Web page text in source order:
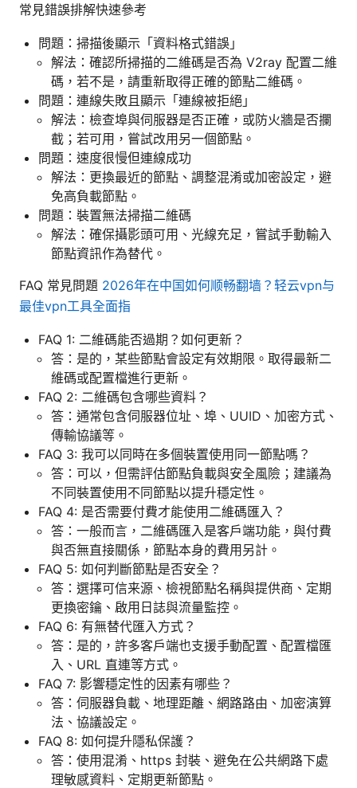
常見錯誤排解快速參考
問題：掃描後顯示「資料格式錯誤」
解法：確認所掃描的二維碼是否為 V2ray 配置二維
碼，若不是，請重新取得正確的節點二維碼。
問題：連線失敗且顯示「連線被拒絕」
解法：檢查埠與伺服器是否正確，或防火牆是否攔
截；若可用，嘗試改用另一個節點。
問題：速度很慢但連線成功
解法：更換最近的節點、調整混淆或加密設定，避
免高負載節點。
問題：裝置無法掃描二維碼
解法：確保攝影頭可用、光線充足，嘗試手動輸入
節點資訊作為替代。
FAQ 常見問題 2026年在中国如何顺畅翻墙？轻云vpn与
最佳vpn工具全面指
FAQ 1: 二維碼能否過期？如何更新？
答：是的，某些節點會設定有效期限。取得最新二
維碼或配置檔進行更新。
FAQ 2: 二維碼包含哪些資料？
答：通常包含伺服器位址、埠、UUID、加密方式、
傳輸協議等。
FAQ 3: 我可以同時在多個裝置使用同一節點嗎？
答：可以，但需評估節點負載與安全風險；建議為
不同裝置使用不同節點以提升穩定性。
FAQ 4: 是否需要付費才能使用二維碼匯入？
答：一般而言，二維碼匯入是客戶端功能，與付費
與否無直接關係，節點本身的費用另計。
FAQ 5: 如何判斷節點是否安全？
答：選擇可信来源、檢視節點名稱與提供商、定期
更換密鑰、啟用日誌與流量監控。
FAQ 6: 有無替代匯入方式？
答：是的，許多客戶端也支援手動配置、配置檔匯
入、URL 直連等方式。
FAQ 7: 影響穩定性的因素有哪些？
答：伺服器負載、地理距離、網路路由、加密演算
法、協議設定。
FAQ 8: 如何提升隱私保護？
答：使用混淆、https 封裝、避免在公共網路下處
理敏感資料、定期更新節點。